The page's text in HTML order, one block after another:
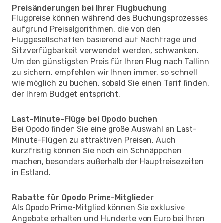
Preisänderungen bei Ihrer Flugbuchung
Flugpreise können während des Buchungsprozesses
aufgrund Preisalgorithmen, die von den
Fluggesellschaften basierend auf Nachfrage und
Sitzverfügbarkeit verwendet werden, schwanken.
Um den günstigsten Preis für Ihren Flug nach Tallinn
zu sichern, empfehlen wir Ihnen immer, so schnell
wie möglich zu buchen, sobald Sie einen Tarif finden,
der Ihrem Budget entspricht.
Last-Minute-Flüge bei Opodo buchen
Bei Opodo finden Sie eine große Auswahl an Last-
Minute-Flügen zu attraktiven Preisen. Auch
kurzfristig können Sie noch ein Schnäppchen
machen, besonders außerhalb der Hauptreisezeiten
in Estland.
Rabatte für Opodo Prime-Mitglieder
Als Opodo Prime-Mitglied können Sie exklusive
Angebote erhalten und Hunderte von Euro bei Ihren